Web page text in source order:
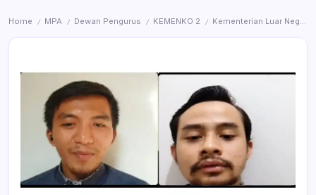
Home / MPA / Dewan Pengurus / KEMENKO 2 / Kementerian Luar Negeri